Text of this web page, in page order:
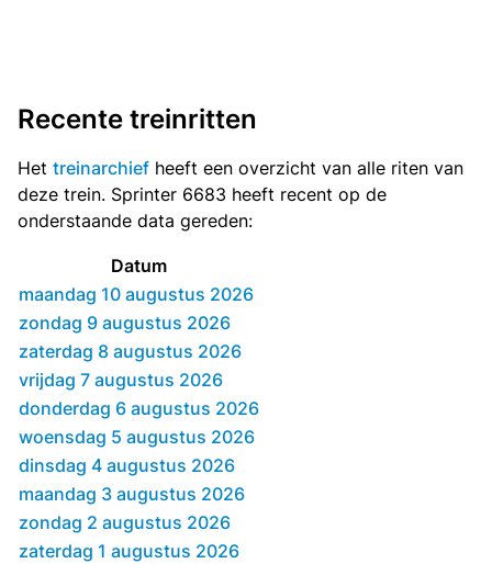
Recente treinritten
Het treinarchief heeft een overzicht van alle riten van
deze trein. Sprinter 6683 heeft recent op de
onderstaande data gereden:
Datum
maandag 10 augustus 2026
zondag 9 augustus 2026
zaterdag 8 augustus 2026
vrijdag 7 augustus 2026
donderdag 6 augustus 2026
woensdag 5 augustus 2026
dinsdag 4 augustus 2026
maandag 3 augustus 2026
zondag 2 augustus 2026
zaterdag 1 augustus 2026